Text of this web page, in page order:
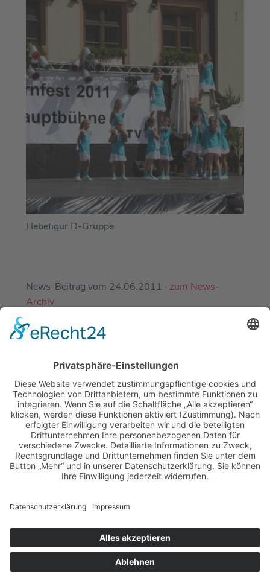
Hebefigur D-Gruppe
News-Beitrag vom 24.06.2011 · zum News-
Archiv
EINE ABTEILUNG DES
DJK-SV MIRSKOFEN E.V.
MIT FREUNDLICHER UNTERSTÜTZUNG
UNSERER PARTNER-SPORTVEREINE
LOGIN-BEREICH FÜR MITGLIEDER·
IMPRESSUM·DATENSCHUTZ